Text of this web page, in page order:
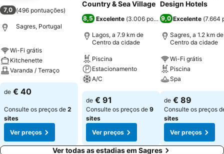
7,0 (496 pontuações)
Sagres, Portugal
Wi-Fi grátis
Kitchenette
Varanda / Terraço
de € 40
Consulte os preços de 2
sites
Ver preços
Country & Sea Village
8,5 Excelente (3.006 pontuações)
Lagos, a 7.9 km de
Centro da cidade
Piscina
Estacionamento
A/C
de € 91
Consulte os preços de 9
sites
Ver preços
Design Hotels
9,0 Excelente (7.664
Sagres, a 1.2 km de
Centro da cidade
Wi-Fi grátis
Piscina
Spa
de € 89
Consulte os preços
sites
Ver preços
Ver todas as estadias em Sagres